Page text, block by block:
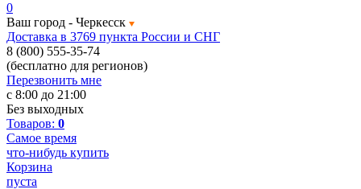
0
Ваш город - Черкесск
Доставка в 3769 пункта России и СНГ
8 (800) 555-35-74
(бесплатно для регионов)
Перезвонить мне
с 8:00 до 21:00
Без выходных
Товаров: 0
Самое время
что-нибудь купить
Корзина
пуста